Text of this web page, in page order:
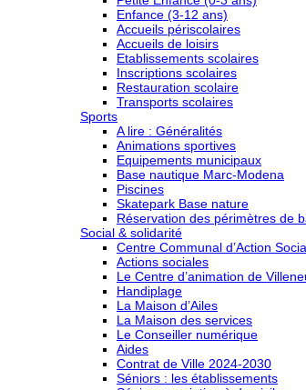
Enfance (3-12 ans)
Accueils périscolaires
Accueils de loisirs
Etablissements scolaires
Inscriptions scolaires
Restauration scolaire
Transports scolaires
Sports
A lire : Généralités
Animations sportives
Equipements municipaux
Base nautique Marc-Modena
Piscines
Skatepark Base nature
Réservation des périmètres de
Social & solidarité
Centre Communal d’Action
Actions sociales
Le Centre d’animation de
Handiplage
La Maison d’Ailes
La Maison des services
Le Conseiller numérique
Aides
Contrat de Ville 2024-2030
Séniors : les établissements